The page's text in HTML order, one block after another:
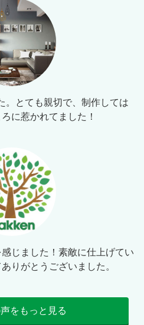
。とても親切で、制作しては
に惹かれてました！
じました！素敵に仕上げてい
りがとうございました。
をもっと見る